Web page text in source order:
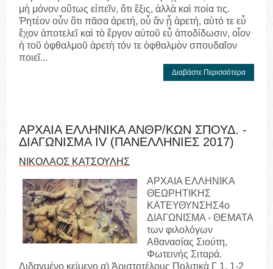
μὴ μόνον οὕτως εἰπεῖν, ὅτι ἕξις, ἀλλὰ καὶ ποία τις.
Ῥητέον οὖν ὅτι πᾶσα ἀρετή, οὗ ἂν ᾖ ἀρετή, αὐτό τε εὖ
ἔχον ἀποτελεῖ καὶ τὸ ἔργον αὐτοῦ εὖ ἀποδίδωσιν, οἷον
ἡ τοῦ ὀφθαλμοῦ ἀρετὴ τόν τε ὀφθαλμὸν σπουδαῖον
ποιεῖ...
Διαβάστε Περισσότερα
ΑΡΧΑΙΑ ΕΛΛΗΝΙΚΑ ΑΝΘΡ/ΚΩΝ ΣΠΟΥΔ. -
ΔΙΑΓΩΝΙΣΜΑ IV (ΠΑΝΕΛΛΗΝΙΕΣ 2017)
ΝΙΚΟΛΑΟΣ ΚΑΤΣΟΥΛΗΣ
ΑΡΧΑΙΑ ΕΛΛΗΝΙΚΑ
ΘΕΩΡΗΤΙΚΗΣ
ΚΑΤΕΥΘΥΝΣΗΣ4ο
ΔΙΑΓΩΝΙΣΜΑ - ΘΕΜΑΤΑ
των φιλολόγων
Αθανασίας Σιούτη,
Φωτεινής Σιταρά.
Διδαγμένο κείμενο α) Ἀριστοτέλους Πολιτικὰ Γ 1, 1-2